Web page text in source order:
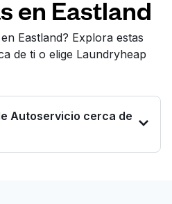
ES
en Eastland
Eastland? Explora estas
de ti o elige Laundryheap
Autoservicio cerca de